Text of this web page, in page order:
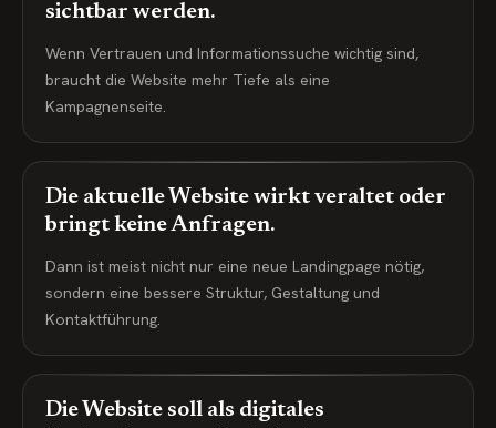
sichtbar werden.
Wenn Vertrauen und Informationssuche wichtig sind,
braucht die Website mehr Tiefe als eine
Kampagnenseite.
Die aktuelle Website wirkt veraltet oder
bringt keine Anfragen.
Dann ist meist nicht nur eine neue Landingpage nötig,
sondern eine bessere Struktur, Gestaltung und
Kontaktführung.
Die Website soll als digitales